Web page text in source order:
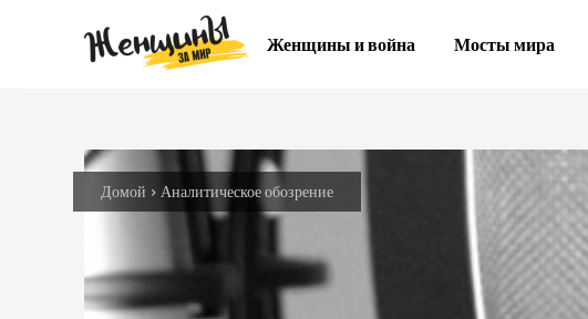
Женщины и война Мосты мира
Домой Аналитическое обозрение